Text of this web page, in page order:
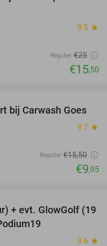
9.5 star
Regulier €25
€15,50
36%
bij Carwash Goes
9.7 star
Regulier €15,50
€9,95
36%
+ evt. GlowGolf (19
9.6 star